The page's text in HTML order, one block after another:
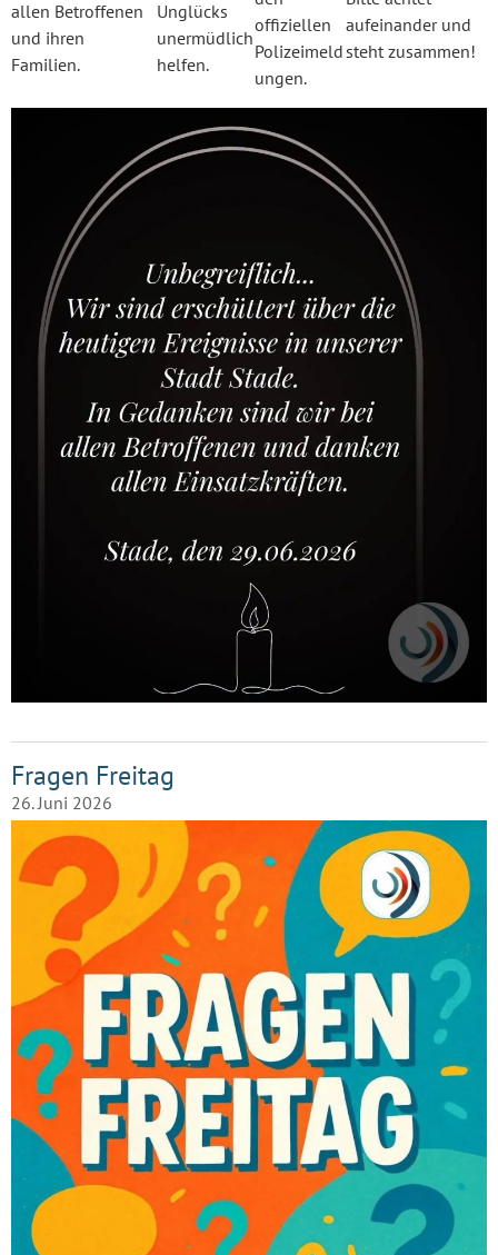
allen Betroffenen
und ihren
Familien.
Unglücks
unermüdlich
helfen.
offiziellen
Polizeimeld
ungen.
aufeinander und
steht zusammen!
Fragen Freitag
26. Juni 2026